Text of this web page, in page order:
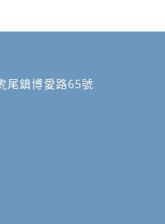
尾鎮博愛路65號